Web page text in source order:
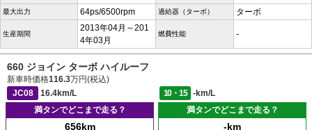
最大出力 64ps/6500rpm 過給器（ターボ） ターボ
生産期間
2013年04月～201
4年03月
燃費性能 -
660 ジョイン ターボ ハイルーフ
新車時価格116.3万円(税込)
JC08
16.4km/L 10・15
-km/L
満タンでどこまで走る？
656km
満タンでどこまで走る？
-km